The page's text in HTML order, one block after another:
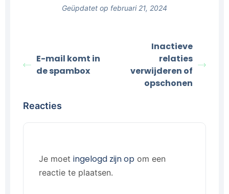
Geüpdatet op februari 21, 2024
E-mail komt in
de spambox
Inactieve
relaties
verwijderen of
opschonen
Reacties
Je moet ingelogd zijn op om een
reactie te plaatsen.